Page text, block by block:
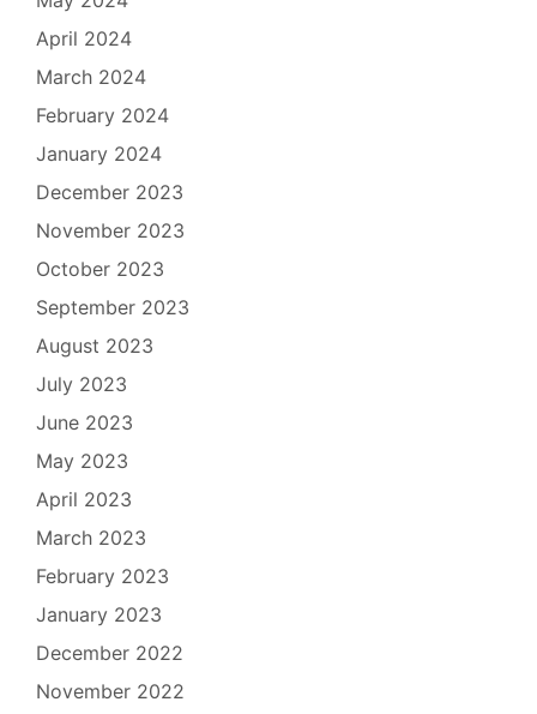
April 2024
March 2024
February 2024
January 2024
December 2023
November 2023
October 2023
September 2023
August 2023
July 2023
June 2023
May 2023
April 2023
March 2023
February 2023
January 2023
December 2022
November 2022